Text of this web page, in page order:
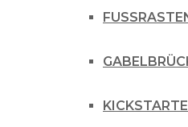
FUSSRASTEN